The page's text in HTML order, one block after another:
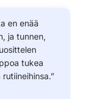
en enää
ja tunnen,
tukea